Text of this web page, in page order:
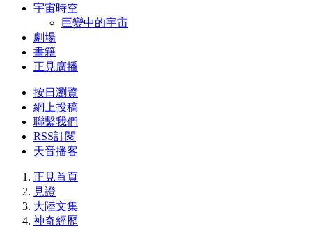
宇宙時空
巨變中的宇宙
劇場
書籍
正見廣播
按日瀏覽
網上投稿
聯繫我們
RSS訂閱
天音播客
正見首頁
見證
大陸文集
神奇經歷